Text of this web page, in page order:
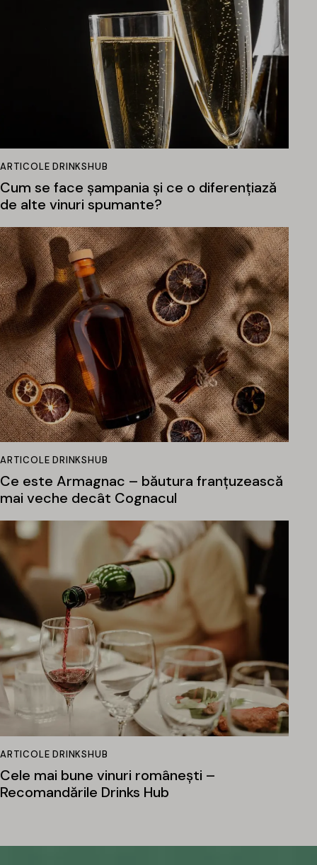
ARTICOLE DRINKSHUB
Cum se face șampania și ce o diferențiază
de alte vinuri spumante?
ARTICOLE DRINKSHUB
Ce este Armagnac – băutura franțuzească
mai veche decât Cognacul
ARTICOLE DRINKSHUB
Cele mai bune vinuri românești –
Recomandările Drinks Hub